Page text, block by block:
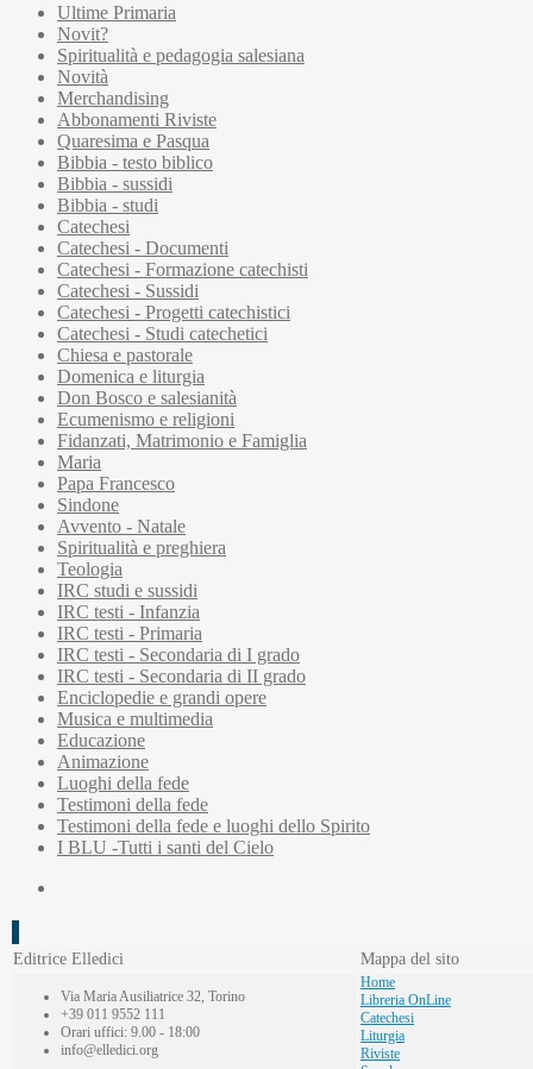
Ultime Primaria
Novit?
Spiritualità e pedagogia salesiana
Novità
Merchandising
Abbonamenti Riviste
Quaresima e Pasqua
Bibbia - testo biblico
Bibbia - sussidi
Bibbia - studi
Catechesi
Catechesi - Documenti
Catechesi - Formazione catechisti
Catechesi - Sussidi
Catechesi - Progetti catechistici
Catechesi - Studi catechetici
Chiesa e pastorale
Domenica e liturgia
Don Bosco e salesianità
Ecumenismo e religioni
Fidanzati, Matrimonio e Famiglia
Maria
Papa Francesco
Sindone
Avvento - Natale
Spiritualità e preghiera
Teologia
IRC studi e sussidi
IRC testi - Infanzia
IRC testi - Primaria
IRC testi - Secondaria di I grado
IRC testi - Secondaria di II grado
Enciclopedie e grandi opere
Musica e multimedia
Educazione
Animazione
Luoghi della fede
Testimoni della fede
Testimoni della fede e luoghi dello Spirito
I BLU -Tutti i santi del Cielo
Editrice Elledici Mappa del sito
Via Maria Ausiliatrice 32, Torino
+39 011 9552 111
Orari uffici: 9.00 - 18:00
info@elledici.org
Home
Libreria OnLine
Catechesi
Liturgia
Riviste